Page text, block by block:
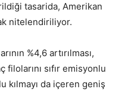
tasarida, Amerikan
nitelendiriliyor.
%4,6 artırılması,
filolarını sıfır emisyonlu
kılmayı da içeren geniş